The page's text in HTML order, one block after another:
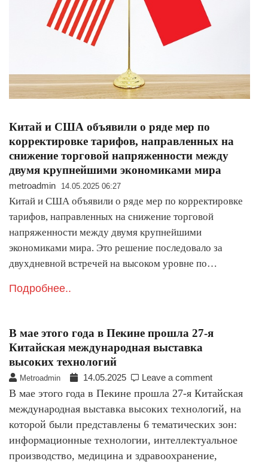
Китай и США объявили о ряде мер по
корректировке тарифов, направленных на
снижение торговой напряженности между
двумя крупнейшими экономиками мира
metroadmin 14.05.2025 06:27
Китай и США объявили о ряде мер по корректировке
тарифов, направленных на снижение торговой
напряженности между двумя крупнейшими
экономиками мира. Это решение последовало за
двухдневной встречей на высоком уровне по…
Подробнее..
В мае этого года в Пекине прошла 27-я
Китайская международная выставка
высоких технологий
Metroadmin 14.05.2025 Leave a comment
В мае этого года в Пекине прошла 27-я Китайская
международная выставка высоких технологий, на
которой были представлены 6 тематических зон:
информационные технологии, интеллектуальное
производство, медицина и здравоохранение,